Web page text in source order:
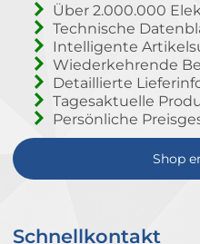
Über 2.000.000
Technische
Intelligente
Wiederkehrende
Detaillierte
Tagesaktuelle
Persönliche
Shop
Schnellkontakt